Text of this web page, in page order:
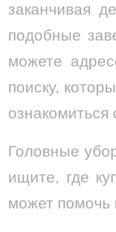
заканчивая
подобные
можете
поиску,
Головные
ищите, где
может помочь